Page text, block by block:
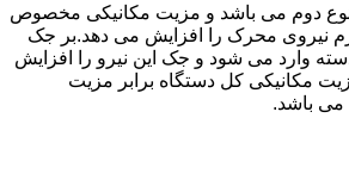
دوم می باشد و مزیت مکانیکی مخصوص
نیروی محرک را افزایش می دهد.بر جک
وارد می شود و جک این نیرو را افزایش
مکانیکی کل دستگاه برابر مزیت
می باشد.